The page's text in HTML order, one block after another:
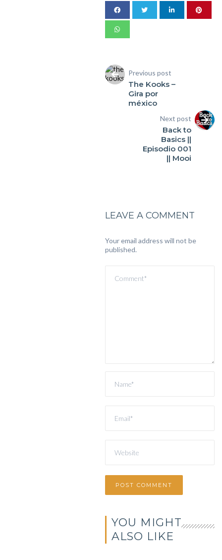
Previous post
The Kooks –
Gira por
méxico
Next post
Back to
Basics ||
Episodio 001
|| Mooi
LEAVE A COMMENT
Your email address will not be
published.
YOU MIGHT
ALSO LIKE